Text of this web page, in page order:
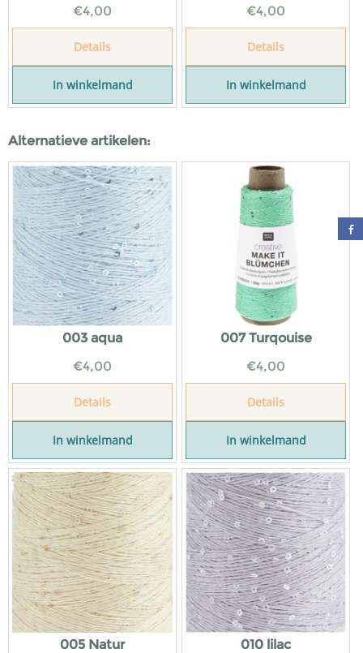
€4,00
Details
In winkelmand
€4,00
Details
In winkelmand
Alternatieve artikelen:
003 aqua
€4,00
Details
In winkelmand
007 Turqouise
€4,00
Details
In winkelmand
005 Natur
010 lilac